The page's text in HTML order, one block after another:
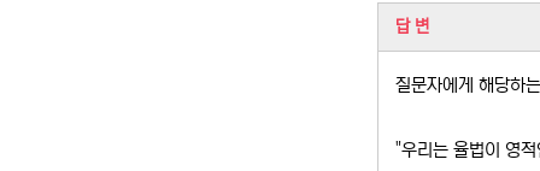
관련자료
답 변
질문자에게 해당하
"우리는 율법이 영